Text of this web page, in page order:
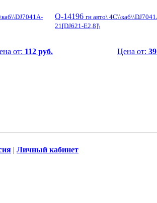
от: 112 руб.
Q-14196 гн авто\
21[DJ621-E2,8]\
Цена от:
| Личный кабинет